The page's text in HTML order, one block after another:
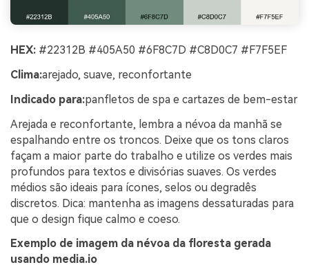
HEX: #22312B #405A50 #6F8C7D #C8D0C7 #F7F5EF
Clima:arejado, suave, reconfortante
Indicado para:panfletos de spa e cartazes de bem-estar
Arejada e reconfortante, lembra a névoa da manhã se
espalhando entre os troncos. Deixe que os tons claros
façam a maior parte do trabalho e utilize os verdes mais
profundos para textos e divisórias suaves. Os verdes
médios são ideais para ícones, selos ou degradês
discretos. Dica: mantenha as imagens dessaturadas para
que o design fique calmo e coeso.
Exemplo de imagem da névoa da floresta gerada
usando media.io